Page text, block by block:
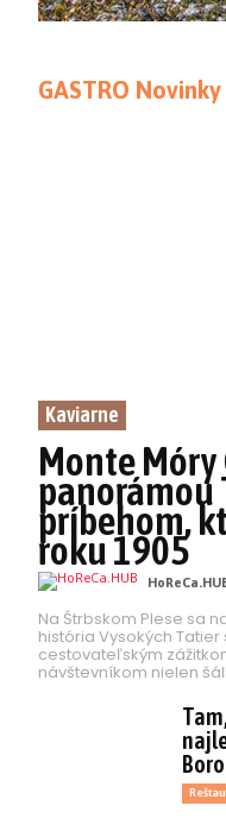
GASTRO Novinky
Kaviarne
Monte Móry
panorámou
príbehom,
roku 1905
Na Štrbskom Plese sa
história Vysokých
cestovateľským
návštevníkom nielen